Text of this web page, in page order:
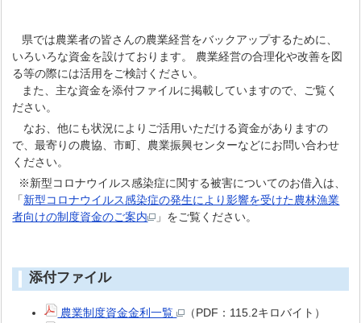
県では農業者の皆さんの農業経営をバックアップするために、
いろいろな資金を設けております。 農業経営の合理化や改善を図
る等の際には活用をご検討ください。
また、主な資金を添付ファイルに掲載していますので、ご覧く
ださい。
なお、他にも状況によりご活用いただける資金がありますの
で、最寄りの農協、市町、農業振興センターなどにお問い合わせ
ください。
※新型コロナウイルス感染症に関する被害についてのお借入は、
「新型コロナウイルス感染症の発生により影響を受けた農林漁業
者向けの制度資金のご案内
」をご覧ください。
添付ファイル
農業制度資金金利一覧
（PDF：115.2キロバイト）